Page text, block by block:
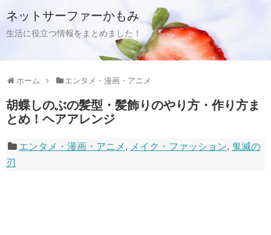
ネットサーファーかもみ
生活に役立つ情報をまとめました！
ホーム エンタメ・漫画・アニメ
胡蝶しのぶの髪型・髪飾りのやり方・作り方ま
とめ！ヘアアレンジ
エンタメ・漫画・アニメ , メイク・ファッション, 鬼滅の
刃